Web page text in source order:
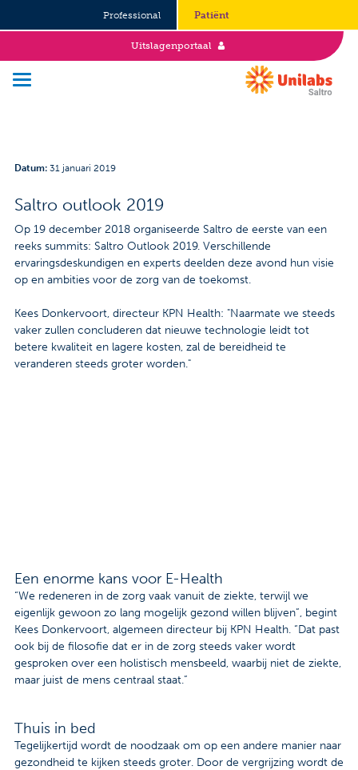
Professional Patiënt
Uitslagenportaal
Duurzaamheid en Good Governance
Werken bij
Vacatures
Contact
Locaties
Praktische informatie
Onderzoeken
Trombosedienst
Datum: 31 januari 2019
Saltro outlook 2019
Op 19 december 2018 organiseerde Saltro de eerste van een
reeks summits: Saltro Outlook 2019. Verschillende
ervaringsdeskundigen en experts deelden deze avond hun visie
op en ambities voor de zorg van de toekomst.
Kees Donkervoort, directeur KPN Health: "Naarmate we steeds
vaker zullen concluderen dat nieuwe technologie leidt tot
betere kwaliteit en lagere kosten, zal de bereidheid te
veranderen steeds groter worden."
Een enorme kans voor E-Health
“We redeneren in de zorg vaak vanuit de ziekte, terwijl we
eigenlijk gewoon zo lang mogelijk gezond willen blijven”, begint
Kees Donkervoort, algemeen directeur bij KPN Health. “Dat past
ook bij de filosofie dat er in de zorg steeds vaker wordt
gesproken over een holistisch mensbeeld, waarbij niet de ziekte,
maar juist de mens centraal staat.”
Thuis in bed
Tegelijkertijd wordt de noodzaak om op een andere manier naar
gezondheid te kijken steeds groter. Door de vergrijzing wordt de